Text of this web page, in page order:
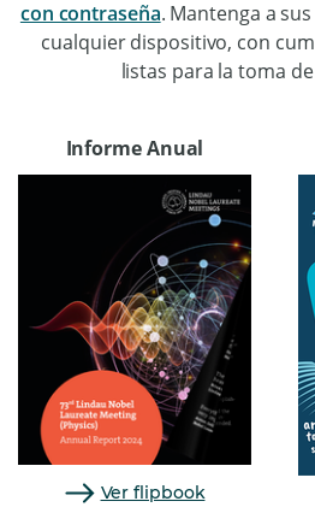
con contraseña. Mantenga a
cualquier dispositivo, con
listas para la toma
Informe Anual
Ver flipbook